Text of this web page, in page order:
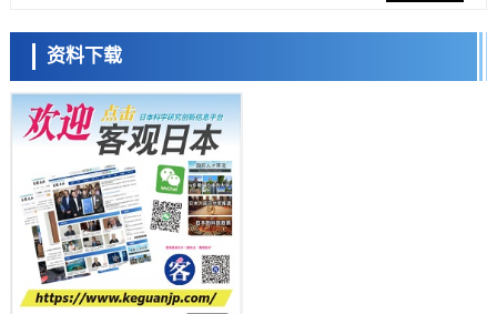
京都大学高效生成光的构成单元“光子”，可应用于量子计算机
科学研究
用数理模型诠释慢性荨麻疹的发病机理，借助数学的力量实现个体化最
佳治疗
科学研究
【JST事业成果】发现室温下工作的交替磁体
科学研究
夜景也能清晰呈现在纸上——日本“铁路摄影迷”教授研发新技术
科学研究
【JST事业成果】开发低成本与低功耗的新型AI处理器
小岩井忠道 泷川 进
资料下载